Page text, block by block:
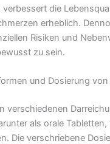
verbessert die
erheblich.
Risiken und
zu sein.
und Dosierung von
verschiedenen
als orale
Die verschriebene